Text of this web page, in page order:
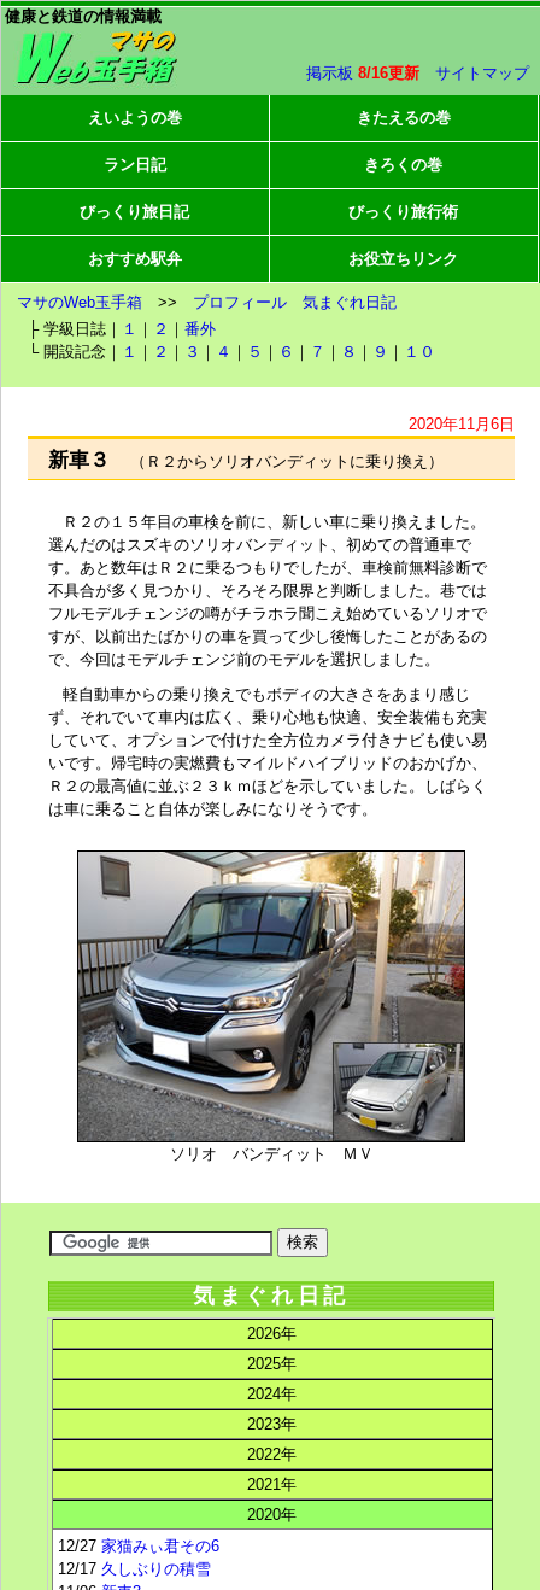
健康と鉄道の情報満載
掲示板 8/16更新 サイトマップ
えいようの巻 きたえるの巻
ラン日記 きろくの巻
びっくり旅日記 びっくり旅行術
おすすめ駅弁 お役立ちリンク
マサのWeb玉手箱 >> プロフィール
気まぐれ日記
├ 学級日誌｜ １ ｜ ２ ｜番外
└ 開設記念｜ １ ｜ ２ ｜ ３ ｜ ４ ｜ ５ ｜ ６ ｜ ７ ｜ ８ ｜ ９ ｜ １０
2020年11月6日
新車３ （Ｒ２からソリオバンディットに乗り換え）
Ｒ２の１５年目の車検を前に、新しい車に乗り換えました。
選んだのはスズキのソリオバンディット、初めての普通車で
す。あと数年はＲ２に乗るつもりでしたが、車検前無料診断で
不具合が多く見つかり、そろそろ限界と判断しました。巷では
フルモデルチェンジの噂がチラホラ聞こえ始めているソリオで
すが、以前出たばかりの車を買って少し後悔したことがあるの
で、今回はモデルチェンジ前のモデルを選択しました。
軽自動車からの乗り換えでもボディの大きさをあまり感じ
ず、それでいて車内は広く、乗り心地も快適、安全装備も充実
していて、オプションで付けた全方位カメラ付きナビも使い易
いです。帰宅時の実燃費もマイルドハイブリッドのおかげか、
Ｒ２の最高値に並ぶ２３ｋｍほどを示していました。しばらく
は車に乗ること自体が楽しみになりそうです。
ソリオ バンディット ＭＶ
気まぐれ日記